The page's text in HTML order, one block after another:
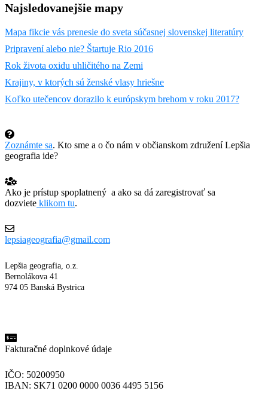
Najsledovanejšie mapy
Mapa fikcie vás prenesie do sveta súčasnej slovenskej literatúry
Pripravení alebo nie? Štartuje Rio 2016
Rok života oxidu uhličitého na Zemi
Krajiny, v ktorých sú ženské vlasy hriešne
Koľko utečencov dorazilo k európskym brehom v roku 2017?
Zoznámte sa. Kto sme a o čo nám v občianskom združení Lepšia
geografia ide?
Ako je prístup spoplatnený a ako sa dá zaregistrovať sa
dozviete klikom tu.
lepsiageografia@gmail.com
Lepšia geografia, o.z.
Bernolákova 41
974 05 Banská Bystrica
Fakturačné doplnkové údaje
IČO: 50200950
IBAN: SK71 0200 0000 0036 4495 5156